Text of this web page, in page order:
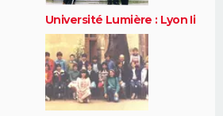
Université Lumière : Lyon Ii